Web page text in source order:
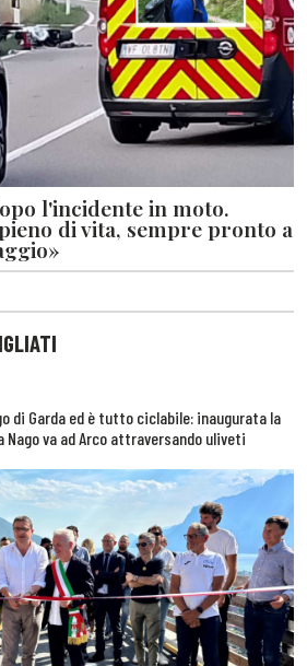
l'incidente in moto.
di vita, sempre pronto a
di Garda ed è tutto ciclabile: inaugurata la
va ad Arco attraversando uliveti